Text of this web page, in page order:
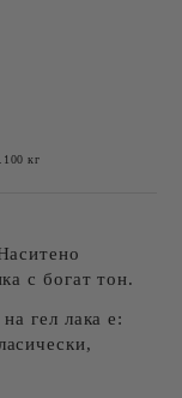
кг
с богат тон.
гел лака е: